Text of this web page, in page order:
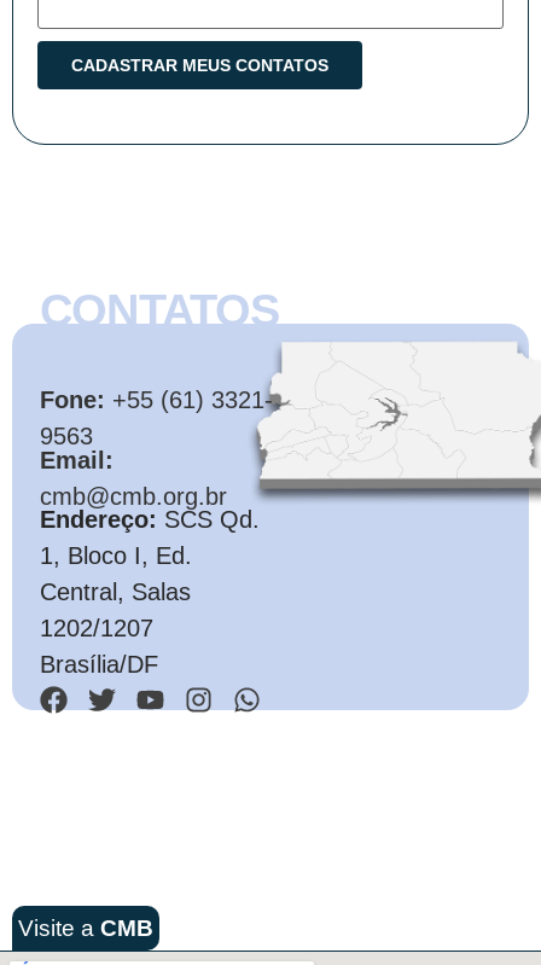
CONTATOS
Fone: +55 (61) 3321-
9563
Email:
cmb@cmb.org.br
Endereço: SCS Qd.
1, Bloco I, Ed.
Central, Salas
1202/1207
Brasília/DF
Visite a CMB